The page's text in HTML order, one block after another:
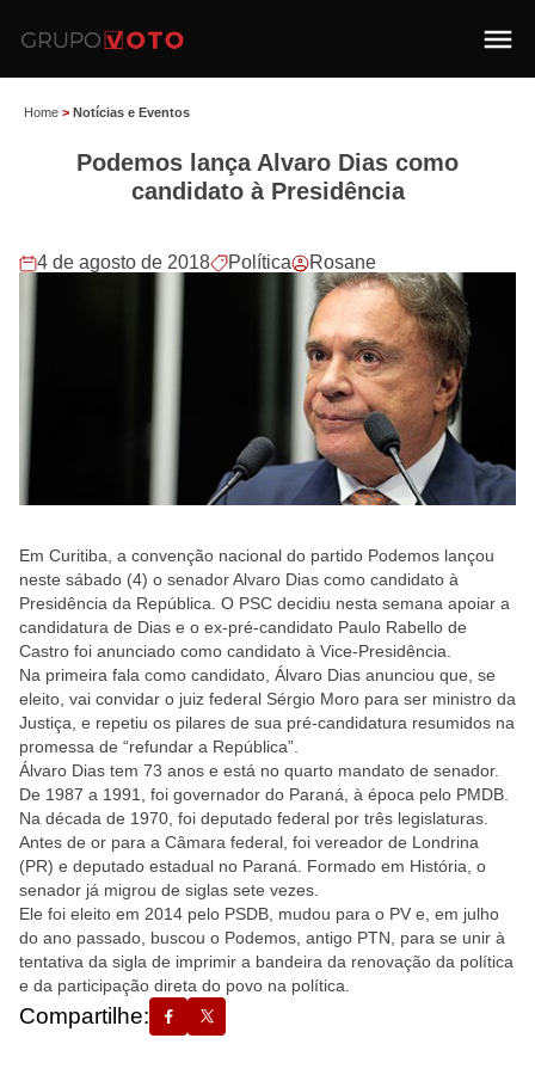
Home > Notícias e Eventos
Podemos lança Alvaro Dias como
candidato à Presidência
4 de agosto de 2018 Política Rosane
Em Curitiba, a convenção nacional do partido Podemos lançou
neste sábado (4) o senador Alvaro Dias como candidato à
Presidência da República. O PSC decidiu nesta semana apoiar a
candidatura de Dias e o ex-pré-candidato Paulo Rabello de
Castro foi anunciado como candidato à Vice-Presidência.
Na primeira fala como candidato, Álvaro Dias anunciou que, se
eleito, vai convidar o juiz federal Sérgio Moro para ser ministro da
Justiça, e repetiu os pilares de sua pré-candidatura resumidos na
promessa de “refundar a República”.
Álvaro Dias tem 73 anos e está no quarto mandato de senador.
De 1987 a 1991, foi governador do Paraná, à época pelo PMDB.
Na década de 1970, foi deputado federal por três legislaturas.
Antes de or para a Câmara federal, foi vereador de Londrina
(PR) e deputado estadual no Paraná. Formado em História, o
senador já migrou de siglas sete vezes.
Ele foi eleito em 2014 pelo PSDB, mudou para o PV e, em julho
do ano passado, buscou o Podemos, antigo PTN, para se unir à
tentativa da sigla de imprimir a bandeira da renovação da política
e da participação direta do povo na política.
Compartilhe: